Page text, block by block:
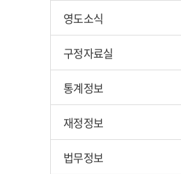
영도소식
구정자료실
통계정보
재정정보
법무정보